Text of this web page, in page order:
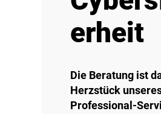
erheit
Die Beratung ist
Herzstück
Professional-